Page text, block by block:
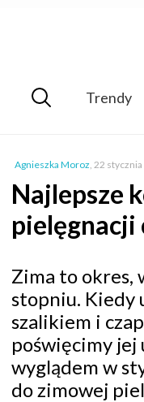
Trendy
Agnieszka Moroz, 22
Najlepsze
pielęgnacji
Zima to okres,
stopniu. Kiedy
szalikiem i
poświęcimy jej
wyglądem w
do zimowej